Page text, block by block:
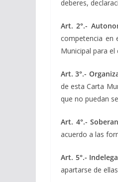
deberes,
Art. 2°.-
competencia en
Municipal para
Art. 3°.-
de esta Carta
que no puedan
Art. 4°.-
acuerdo a las
Art. 5°.-
apartarse de